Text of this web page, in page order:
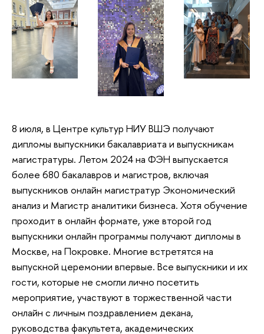
8 июля, в Центре культур НИУ ВШЭ получают
дипломы выпускники бакалавриата и выпускникам
магистратуры. Летом 2024 на ФЭН выпускается
более 680 бакалавров и магистров, включая
выпускников онлайн магистратур Экономический
анализ и Магистр аналитики бизнеса. Хотя обучение
проходит в онлайн формате, уже второй год
выпускники онлайн программы получают дипломы в
Москве, на Покровке. Многие встретятся на
выпускной церемонии впервые. Все выпускники и их
гости, которые не смогли лично посетить
мероприятие, участвуют в торжественной части
онлайн с личным поздравлением декана,
руководства факультета, академических